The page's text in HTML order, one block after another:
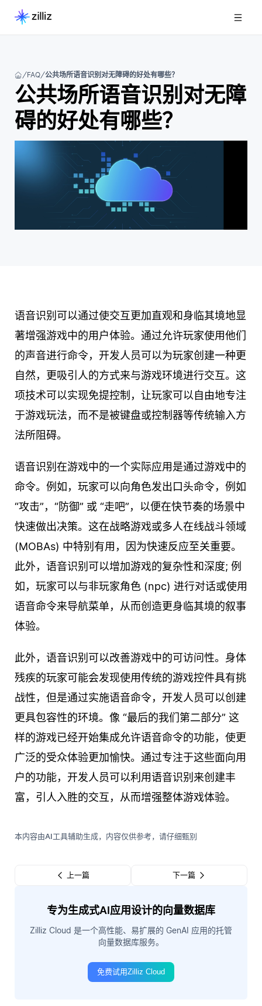
FAQ 公共场所语音识别对无障碍的好处有哪些？
公共场所语音识别对无障
碍的好处有哪些？
语音识别可以通过使交互更加直观和身临其境地显
著增强游戏中的用户体验。通过允许玩家使用他们
的声音进行命令，开发人员可以为玩家创建一种更
自然，更吸引人的方式来与游戏环境进行交互。这
项技术可以实现免提控制，让玩家可以自由地专注
于游戏玩法，而不是被键盘或控制器等传统输入方
法所阻碍。
语音识别在游戏中的一个实际应用是通过游戏中的
命令。例如，玩家可以向角色发出口头命令，例如
“攻击”，“防御” 或 “走吧”，以便在快节奏的场景中
快速做出决策。这在战略游戏或多人在线战斗领域
(MOBAs) 中特别有用，因为快速反应至关重要。
此外，语音识别可以增加游戏的复杂性和深度; 例
如，玩家可以与非玩家角色 (npc) 进行对话或使用
语音命令来导航菜单，从而创造更身临其境的叙事
体验。
此外，语音识别可以改善游戏中的可访问性。身体
残疾的玩家可能会发现使用传统的游戏控件具有挑
战性，但是通过实施语音命令，开发人员可以创建
更具包容性的环境。像 “最后的我们第二部分” 这
样的游戏已经开始集成允许语音命令的功能，使更
广泛的受众体验更加愉快。通过专注于这些面向用
户的功能，开发人员可以利用语音识别来创建丰
富，引人入胜的交互，从而增强整体游戏体验。
本内容由AI工具辅助生成，内容仅供参考，请仔细甄别
上一篇 下一篇
专为生成式AI应用设计的向量数据库
Zilliz Cloud 是一个高性能、易扩展的 GenAI 应用的托管
向量数据库服务。
免费试用Zilliz Cloud